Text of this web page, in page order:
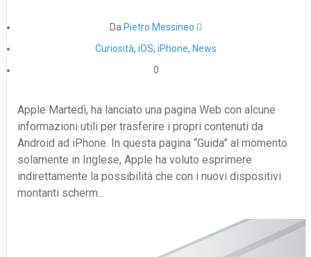
Da Pietro Messineo 
Curiosità,iOS,iPhone, News
0
Apple Martedì, ha lanciato una pagina Web con alcune
informazioni utili per trasferire i propri contenuti da
Android ad iPhone. In questa pagina “Guida” al momento
solamente in Inglese, Apple ha voluto esprimere
indirettamente la possibilità che con i nuovi dispositivi
montanti scherm...